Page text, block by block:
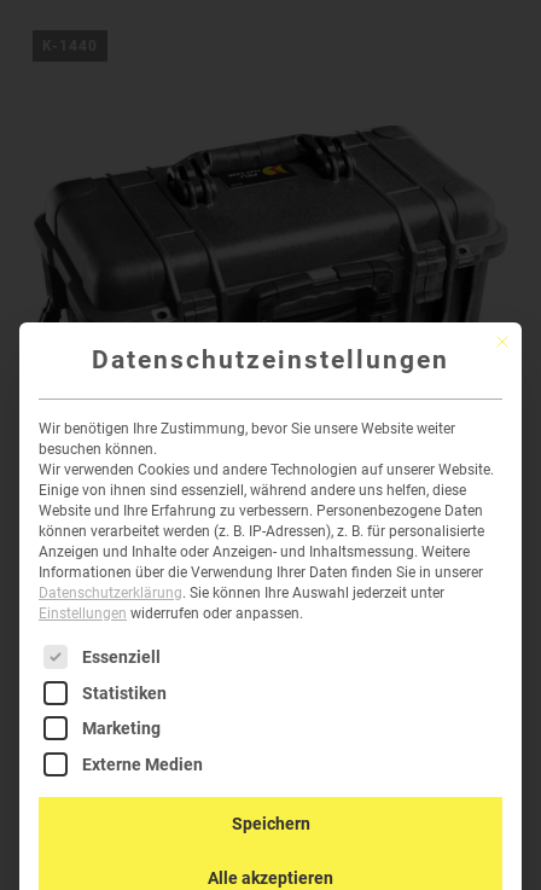
MwSt
Mit
Datenschutzeinstellungen
Wir benötigen Ihre Zustimmung, bevor Sie unsere Website weiter
besuchen können.
Wir verwenden Cookies und andere Technologien auf unserer Website.
Einige von ihnen sind essenziell, während andere uns helfen, diese
Website und Ihre Erfahrung zu verbessern. Personenbezogene Daten
können verarbeitet werden (z. B. IP-Adressen), z. B. für personalisierte
Anzeigen und Inhalte oder Anzeigen- und Inhaltsmessung. Weitere
Informationen über die Verwendung Ihrer Daten finden Sie in unserer
Datenschutzerklärung. Sie können Ihre Auswahl jederzeit unter
Einstellungen widerrufen oder anpassen.
Es folgt eine Liste der Service-Gruppen, für die eine
Essenziell
Statistiken
Marketing
Externe Medien
Speichern
Alle akzeptieren